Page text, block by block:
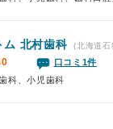
ム 北村歯科 (北海道石
口コミ1件
科、小児歯科